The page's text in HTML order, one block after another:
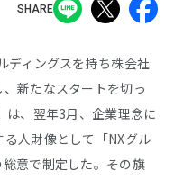
SHARE
ディングスを持ち株会社
新たなスタートを切っ
は、翌年3月、企業理念に
人財像として「NXグル
意で制定した。その旗